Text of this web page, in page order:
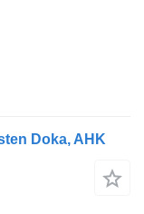
Doka, AHK